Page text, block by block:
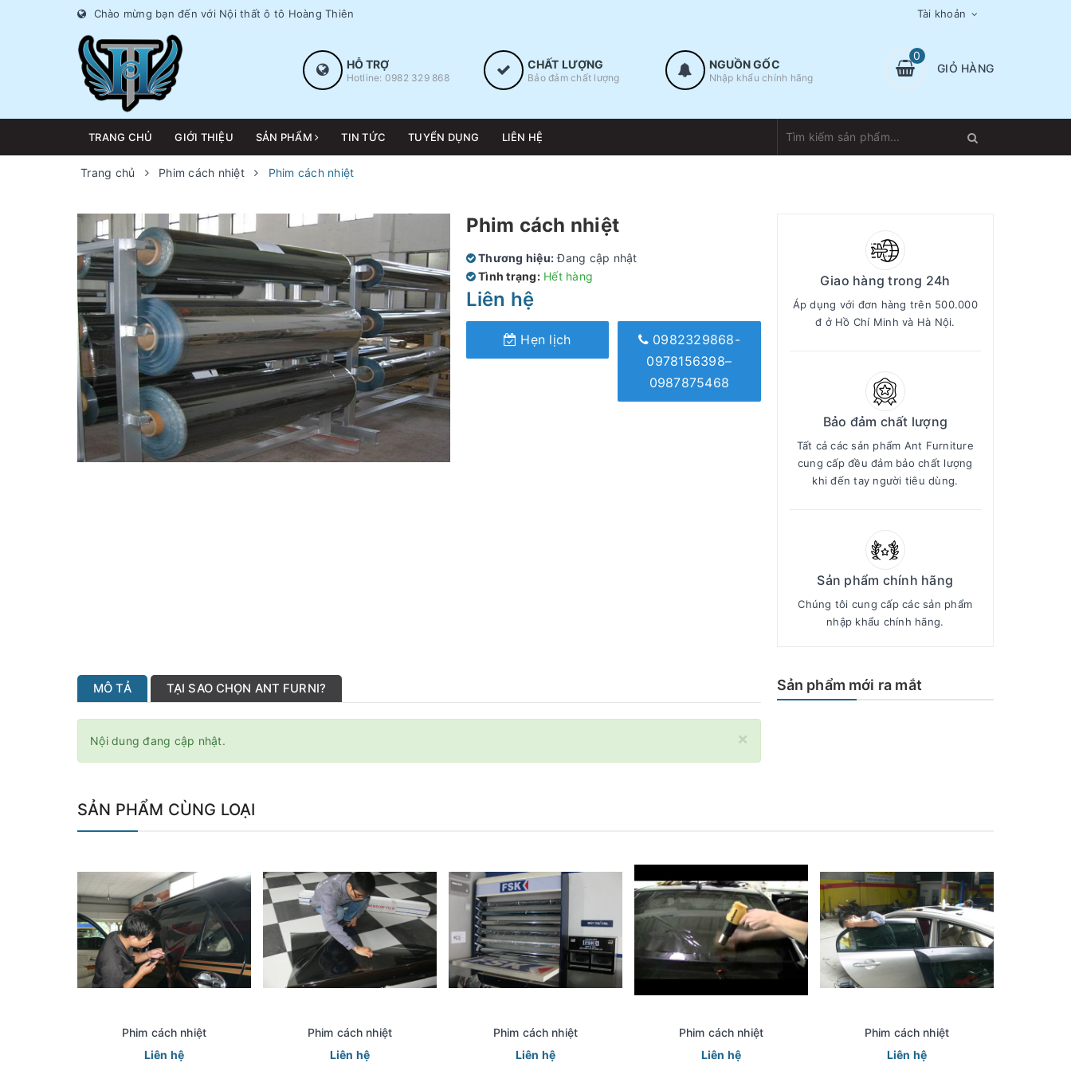
Chào mừng bạn đến với Nội thất ô tô Hoàng Thiên Tài khoản
HỖ TRỢ
Hotline: 0982 329 868
CHẤT LƯỢNG
Bảo đảm chất lượng
NGUỒN GỐC
Nhập khẩu chính hãng
0
GIỎ HÀNG
TRANG CHỦ GIỚI THIỆU SẢN PHẨM TIN TỨC TUYỂN DỤNG LIÊN HỆ
Trang chủ Phim cách nhiệt Phim cách nhiệt
Phim cách nhiệt
Thương hiệu: Đang cập nhật
Tình trạng: Hết hàng
Liên hệ
Hẹn lịch
0982329868-
0978156398–
0987875468
Giao hàng trong 24h
Áp dụng với đơn hàng trên 500.000
đ ở Hồ Chí Minh và Hà Nội.
Bảo đảm chất lượng
Tất cả các sản phẩm Ant Furniture
cung cấp đều đảm bảo chất lượng
khi đến tay người tiêu dùng.
Sản phẩm chính hãng
Chúng tôi cung cấp các sản phẩm
nhập khẩu chính hãng.
MÔ TẢ TẠI SAO CHỌN ANT FURNI?
×
Nội dung đang cập nhật.
Sản phẩm mới ra mắt
SẢN PHẨM CÙNG LOẠI
Phim cách nhiệt
Liên hệ
Phim cách nhiệt
Liên hệ
Phim cách nhiệt
Liên hệ
Phim cách nhiệt
Liên hệ
Phim cách nhiệt
Liên hệ